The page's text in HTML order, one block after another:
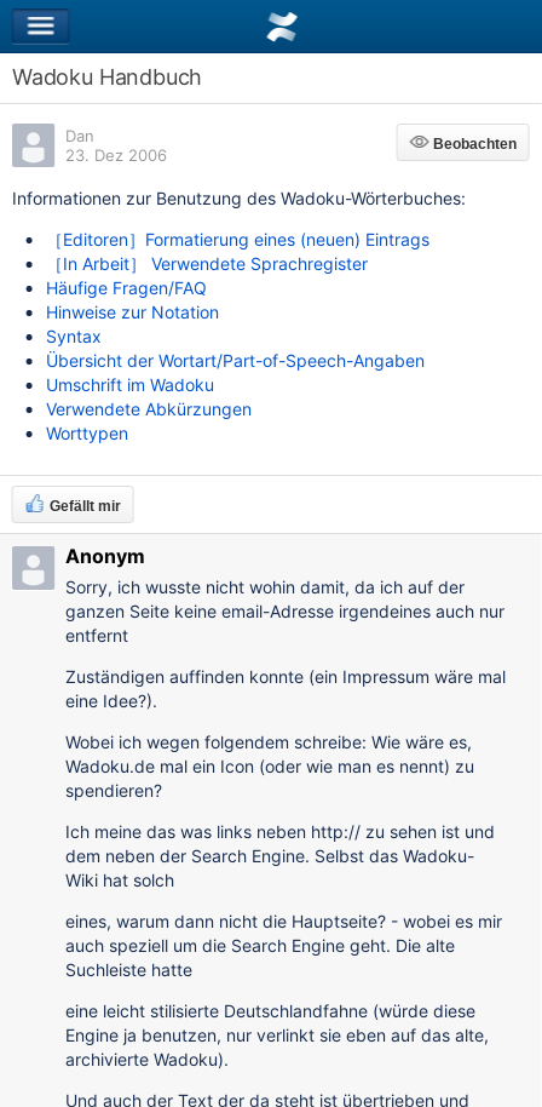
Wadoku Handbuch
Dan
23. Dez 2006
Beobachten
Beobachten
Informationen zur Benutzung des Wadoku-Wörterbuches:
［Editoren］Formatierung eines (neuen) Eintrags
［In Arbeit］ Verwendete Sprachregister
Häufige Fragen/FAQ
Hinweise zur Notation
Syntax
Übersicht der Wortart/Part-of-Speech-Angaben
Umschrift im Wadoku
Verwendete Abkürzungen
Worttypen
Gefällt mir
Anonym
Sorry, ich wusste nicht wohin damit, da ich auf der
ganzen Seite keine email-Adresse irgendeines auch nur
entfernt
Zuständigen auffinden konnte (ein Impressum wäre mal
eine Idee?).
Wobei ich wegen folgendem schreibe: Wie wäre es,
Wadoku.de mal ein Icon (oder wie man es nennt) zu
spendieren?
Ich meine das was links neben http:// zu sehen ist und
dem neben der Search Engine. Selbst das Wadoku-
Wiki hat solch
eines, warum dann nicht die Hauptseite? - wobei es mir
auch speziell um die Search Engine geht. Die alte
Suchleiste hatte
eine leicht stilisierte Deutschlandfahne (würde diese
Engine ja benutzen, nur verlinkt sie eben auf das alte,
archivierte Wadoku).
Und auch der Text der da steht ist übertrieben und